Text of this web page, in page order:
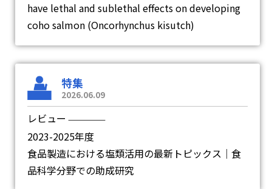
have lethal and sublethal effects on developing
coho salmon (Oncorhynchus kisutch)
特集
2026.06.09
レビュー ―
2023-2025年度
食品製造における塩類活用の最新トピックス｜食
品科学分野での助成研究